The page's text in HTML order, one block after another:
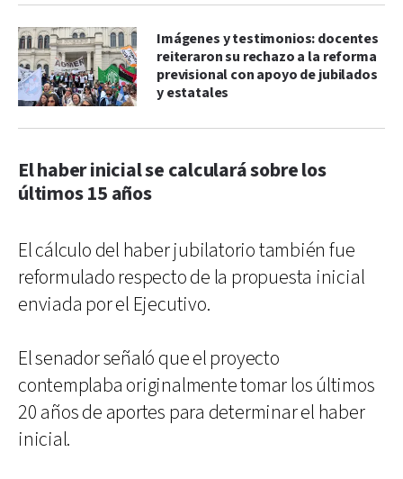
Imágenes y testimonios: docentes
reiteraron su rechazo a la reforma
previsional con apoyo de jubilados
y estatales
El haber inicial se calculará sobre los
últimos 15 años
El cálculo del haber jubilatorio también fue
reformulado respecto de la propuesta inicial
enviada por el Ejecutivo.
El senador señaló que el proyecto
contemplaba originalmente tomar los últimos
20 años de aportes para determinar el haber
inicial.